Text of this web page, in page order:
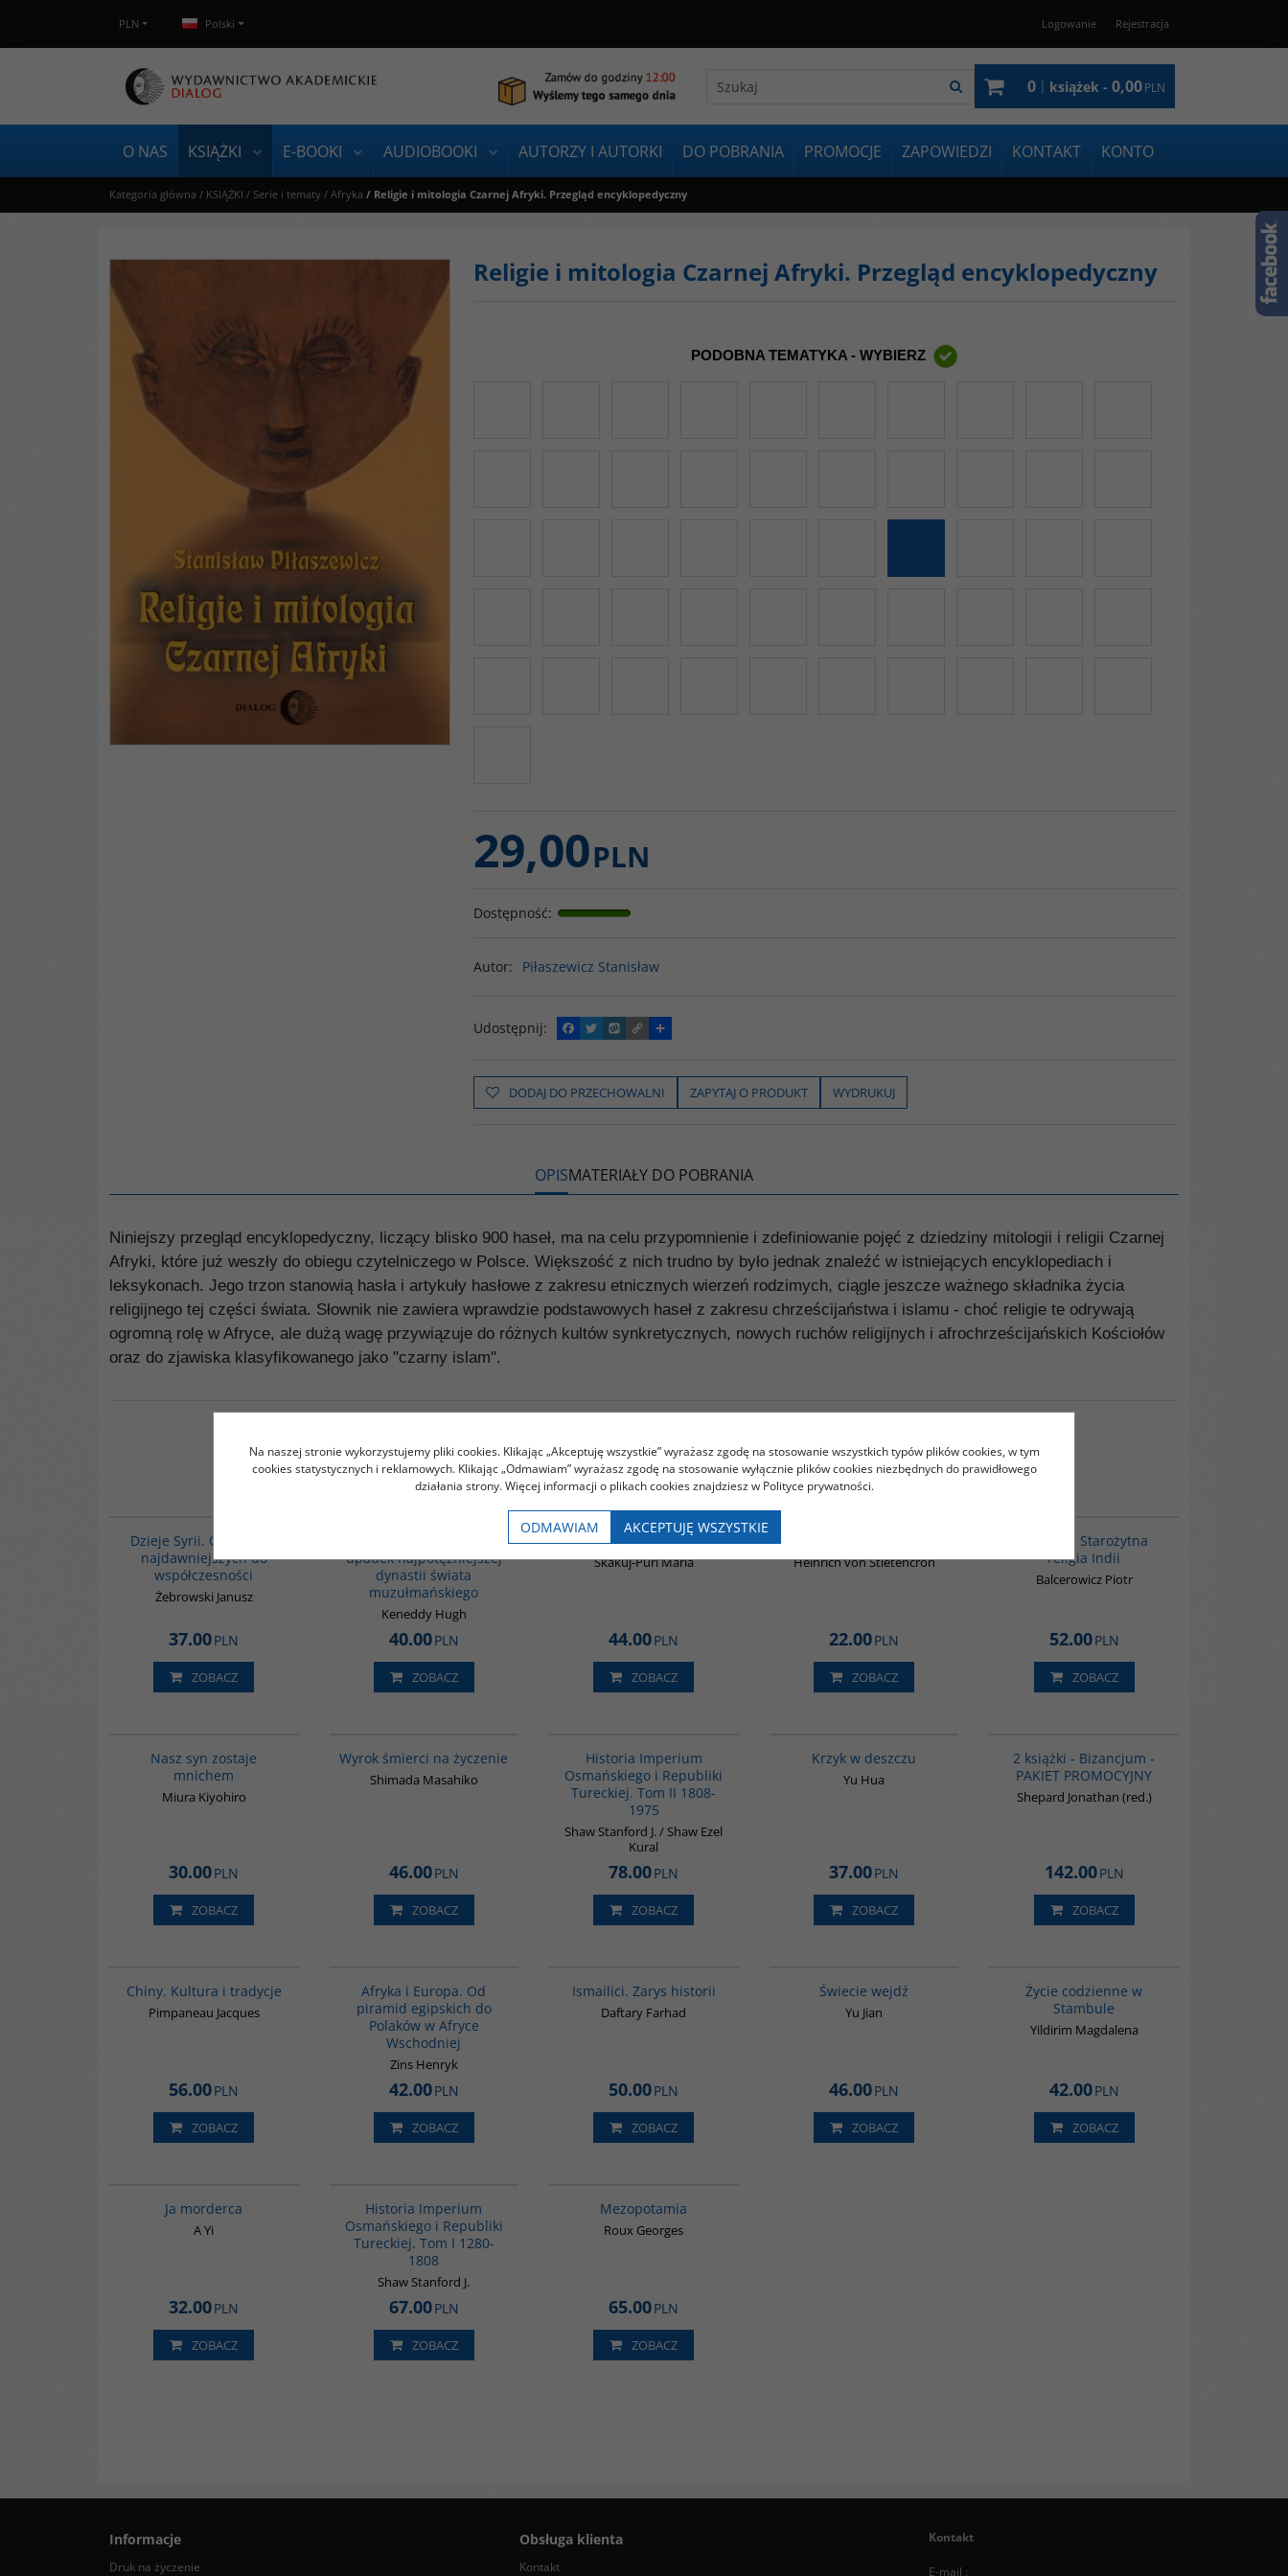
PLN Polski Logowanie Rejestracja
0 | książek - 0,00PLN
O NAS KSIĄŻKI E-BOOKI AUDIOBOOKI AUTORZY I AUTORKI DO POBRANIA PROMOCJE ZAPOWIEDZI KONTAKT KONTO
Kategoria główna / KSIĄŻKI / Serie i tematy / Afryka / Religie i mitologia Czarnej Afryki. Przegląd encyklopedyczny
Religie i mitologia Czarnej Afryki. Przegląd encyklopedyczny
PODOBNA TEMATYKA - WYBIERZ
29,00PLN
Dostępność:
Autor: Piłaszewicz Stanisław
Udostępnij:
F
a
e
b
o
T
w
t
t
e
W
y
o
p
C
o
y
L
i
P
o
z
i
e
ę
DODAJ DO PRZECHOWALNI ZAPYTAJ O PRODUKT WYDRUKUJ
OPISMATERIAŁY DO POBRANIA
Niniejszy przegląd encyklopedyczny, liczący blisko 900 haseł, ma na celu przypomnienie i zdefiniowanie pojęć z dziedziny mitologii i religii Czarnej
Afryki, które już weszły do obiegu czytelniczego w Polsce. Większość z nich trudno by było jednak znaleźć w istniejących encyklopediach i
leksykonach. Jego trzon stanowią hasła i artykuły hasłowe z zakresu etnicznych wierzeń rodzimych, ciągle jeszcze ważnego składnika życia
religijnego tej części świata. Słownik nie zawiera wprawdzie podstawowych haseł z zakresu chrześcijaństwa i islamu - choć religie te odrywają
ogromną rolę w Afryce, ale dużą wagę przywiązuje do różnych kultów synkretycznych, nowych ruchów religijnych i afrochrześcijańskich Kościołów
oraz do zjawiska klasyfikowanego jako "czarny islam".
Kupujący ten produkt kupili także:
Dzieje Syrii. Od czasów
najdawniejszych do
współczesności
Żebrowski Janusz
37.00PLN
ZOBACZ
upadek najpotężniejszej
dynastii świata
muzułmańskiego
Keneddy Hugh
40.00PLN
ZOBACZ
Życie Codzienne w Delhi
Skakuj-Puri Maria
44.00PLN
ZOBACZ
Heinrich von Stietencron
22.00PLN
ZOBACZ
Dżinizm. Starożytna
religia Indii
Balcerowicz Piotr
52.00PLN
ZOBACZ
Nasz syn zostaje
mnichem
Miura Kiyohiro
30.00PLN
ZOBACZ
Wyrok śmierci na życzenie
Shimada Masahiko
46.00PLN
ZOBACZ
Historia Imperium
Osmańskiego i Republiki
Tureckiej. Tom II 1808-
1975
Shaw Stanford J. / Shaw Ezel
Kural
78.00PLN
ZOBACZ
Krzyk w deszczu
Yu Hua
37.00PLN
ZOBACZ
2 książki - Bizancjum -
PAKIET PROMOCYJNY
Shepard Jonathan (red.)
142.00PLN
ZOBACZ
Chiny. Kultura i tradycje
Pimpaneau Jacques
56.00PLN
ZOBACZ
Afryka i Europa. Od
piramid egipskich do
Polaków w Afryce
Wschodniej
Zins Henryk
42.00PLN
ZOBACZ
Ismailici. Zarys historii
Daftary Farhad
50.00PLN
ZOBACZ
Świecie wejdź
Yu Jian
46.00PLN
ZOBACZ
Życie codzienne w
Stambule
Yildirim Magdalena
42.00PLN
ZOBACZ
Ja morderca
A Yi
32.00PLN
ZOBACZ
Historia Imperium
Osmańskiego i Republiki
Tureckiej. Tom I 1280-
1808
Shaw Stanford J.
67.00PLN
ZOBACZ
Mezopotamia
Roux Georges
65.00PLN
ZOBACZ
Informacje
Druk na życzenie
Obsługa klienta
Kontakt
Kontakt
E-mail :
Na naszej stronie wykorzystujemy pliki cookies. Klikając „Akceptuję wszystkie” wyrażasz zgodę na stosowanie wszystkich typów plików cookies, w tym
cookies statystycznych i reklamowych. Klikając „Odmawiam” wyrażasz zgodę na stosowanie wyłącznie plików cookies niezbędnych do prawidłowego
działania strony. Więcej informacji o plikach cookies znajdziesz w Polityce prywatności.
ODMAWIAM AKCEPTUJĘ WSZYSTKIE